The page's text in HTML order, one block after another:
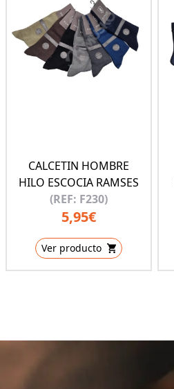
CALCETIN HOMBRE
HILO ESCOCIA RAMSES
(REF: F230)
5,95€
Ver producto